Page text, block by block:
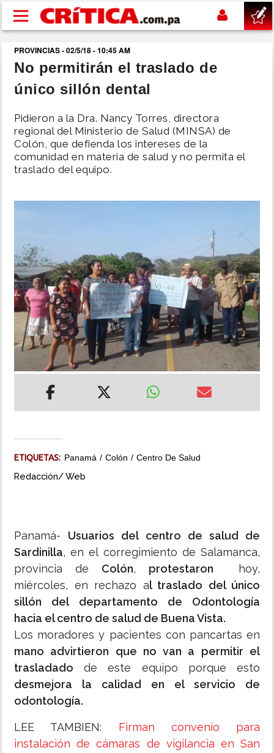
Pasar al contenido principal
buscar
SUCESOS
NACIONAL
POLÍTICA
MUNDO
INSÓLITAS
MULTIMEDIA
IMPRESO
PROVINCIAS - 02/5/18 - 10:45 AM
No permitirán el traslado de
único sillón dental
Pidieron a la Dra. Nancy Torres, directora
regional del Ministerio de Salud (MINSA) de
Colón, que defienda los intereses de la
comunidad en materia de salud y no permita el
traslado del equipo.
ETIQUETAS: Panamá Colón Centro De Salud
Redacción/ Web
Panamá- Usuarios del centro de salud de
Sardinilla, en el corregimiento de Salamanca,
provincia de Colón, protestaron
hoy,
miércoles, en rechazo al traslado del único
sillón del departamento de Odontología
hacia el centro de salud de Buena Vista.
Los moradores y pacientes con pancartas en
mano advirtieron que no van a permitir el
trasladado de este equipo porque esto
desmejora la calidad en el servicio de
odontología.
LEE TAMBIEN: Firman convenio para
instalación de cámaras de vigilancia en San